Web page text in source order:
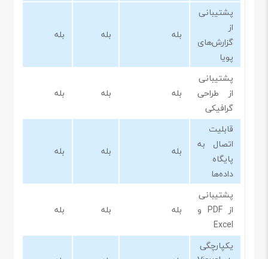
پشتیبانی
از
گزارش‌های
پویا
بله بله بله
پشتیبانی
از طراحی
گرافیکی
بله بله بله
قابلیت
اتصال به
پایگاه
داده‌ها
بله بله بله
پشتیبانی
از PDF و
Excel
بله بله بله
یکپارچگی